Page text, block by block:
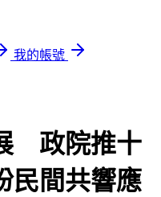
我的帳號
政院推十
間共響應